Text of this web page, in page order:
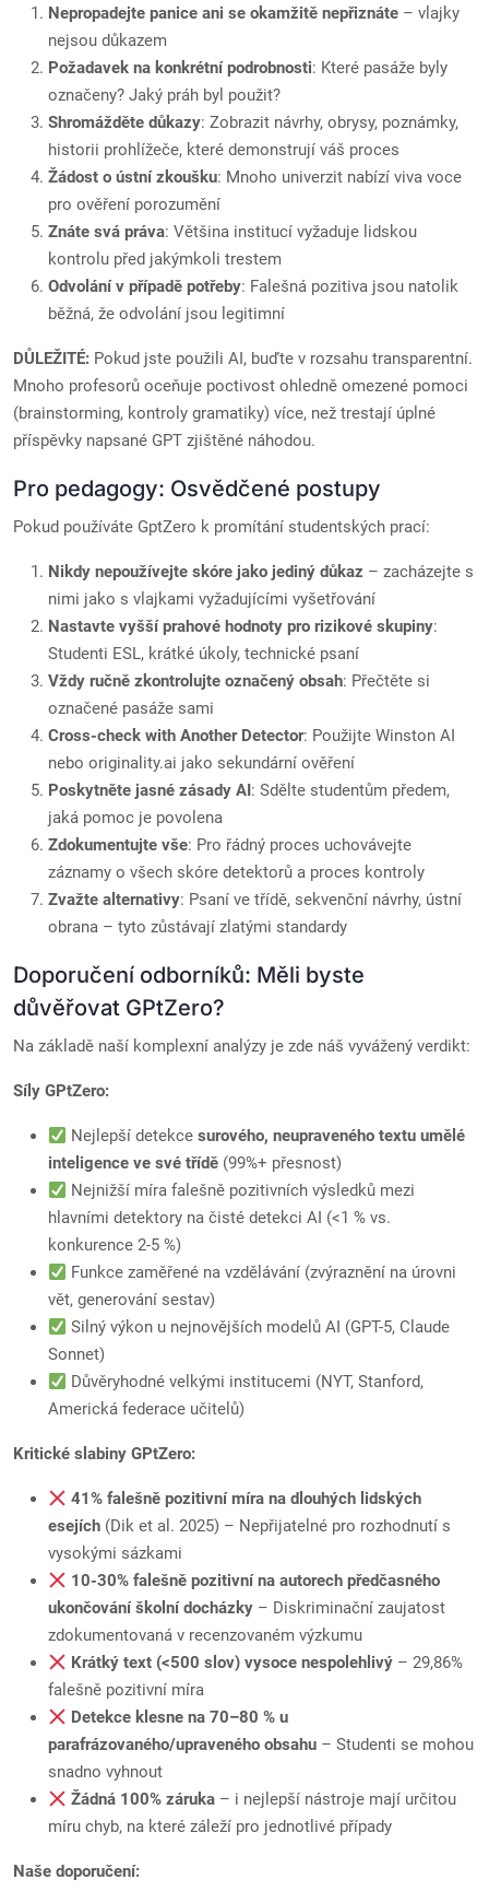
Nepropadejte panice ani se okamžitě nepřiznáte – vlajky
nejsou důkazem
Požadavek na konkrétní podrobnosti: Které pasáže byly
označeny? Jaký práh byl použit?
Shromážděte důkazy: Zobrazit návrhy, obrysy, poznámky,
historii prohlížeče, které demonstrují váš proces
Žádost o ústní zkoušku: Mnoho univerzit nabízí viva voce
pro ověření porozumění
Znáte svá práva: Většina institucí vyžaduje lidskou
kontrolu před jakýmkoli trestem
Odvolání v případě potřeby: Falešná pozitiva jsou natolik
běžná, že odvolání jsou legitimní
DŮLEŽITÉ: Pokud jste použili AI, buďte v rozsahu transparentní.
Mnoho profesorů oceňuje poctivost ohledně omezené pomoci
(brainstorming, kontroly gramatiky) více, než trestají úplné
příspěvky napsané GPT zjištěné náhodou.
Pro pedagogy: Osvědčené postupy
Pokud používáte GptZero k promítání studentských prací:
Nikdy nepoužívejte skóre jako jediný důkaz – zacházejte s
nimi jako s vlajkami vyžadujícími vyšetřování
Nastavte vyšší prahové hodnoty pro rizikové skupiny:
Studenti ESL, krátké úkoly, technické psaní
Vždy ručně zkontrolujte označený obsah: Přečtěte si
označené pasáže sami
Cross-check with Another Detector: Použijte Winston AI
nebo originality.ai jako sekundární ověření
Poskytněte jasné zásady AI: Sdělte studentům předem,
jaká pomoc je povolena
Zdokumentujte vše: Pro řádný proces uchovávejte
záznamy o všech skóre detektorů a proces kontroly
Zvažte alternativy: Psaní ve třídě, sekvenční návrhy, ústní
obrana – tyto zůstávají zlatými standardy
Doporučení odborníků: Měli byste
důvěřovat GPtZero?
Na základě naší komplexní analýzy je zde náš vyvážený verdikt:
Síly GPtZero:
Nejlepší detekcesurového, neupraveného textu umělé
inteligence ve své třídě (99%+ přesnost)
Nejnižší míra falešně pozitivních výsledků mezi
hlavními detektory na čisté detekci AI (<1 % vs.
konkurence 2-5 %)
Funkce zaměřené na vzdělávání (zvýraznění na úrovni
vět, generování sestav)
Silný výkon u nejnovějších modelů AI (GPT-5, Claude
Sonnet)
Důvěryhodné velkými institucemi (NYT, Stanford,
Americká federace učitelů)
Kritické slabiny GPtZero:
41% falešně pozitivní míra na dlouhých lidských
esejích (Dik et al. 2025) – Nepřijatelné pro rozhodnutí s
vysokými sázkami
10-30% falešně pozitivní na autorech předčasného
ukončování školní docházky – Diskriminační zaujatost
zdokumentovaná v recenzovaném výzkumu
Krátký text (<500 slov) vysoce nespolehlivý – 29,86%
falešně pozitivní míra
Detekce klesne na 70–80 % u
parafrázovaného/upraveného obsahu – Studenti se mohou
snadno vyhnout
Žádná 100% záruka – i nejlepší nástroje mají určitou
míru chyb, na které záleží pro jednotlivé případy
Naše doporučení: